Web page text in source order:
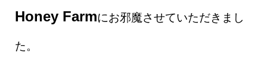
Honey Farmにお邪魔させていただきまし
た。